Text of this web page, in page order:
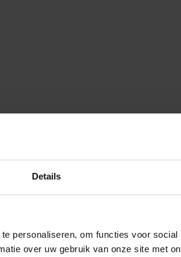
Details
personaliseren, om functies voor
over uw gebruik van onze site met